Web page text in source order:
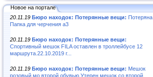
Новое на портале
20.11.19 Бюро находок: Потерянные вещи: Потеряна
Папка для черчения а3
20.11.19 Бюро находок: Потерянные вещи:
Спортивный мешок FILA оставлен в троллейбусе 12
маршрута.22.10.2019 г...
20.11.19 Бюро находок: Потерянные вещи: Мешок
розовый мо второй обувью.Утерен мешок со второй